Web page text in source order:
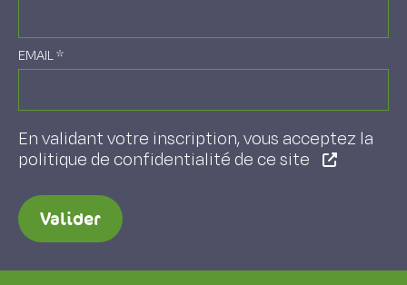
EMAIL*
En validant votre inscription, vous acceptez la
politique de confidentialité de ce site
Valider